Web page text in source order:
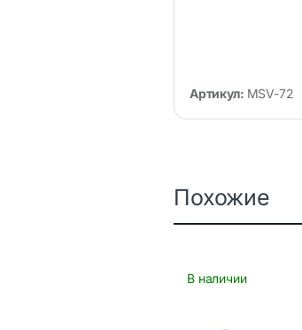
Артикул: MSV-72
Похожие
В наличии